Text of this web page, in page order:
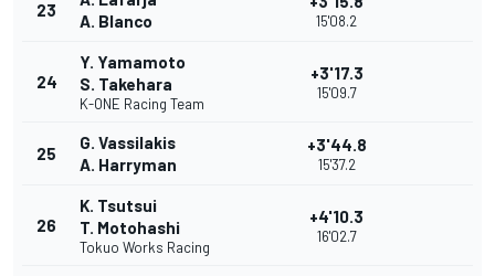
23
A. Blanco
15'08.2
24
Y. Yamamoto
S. Takehara
K-ONE Racing Team
+3'17.3
15'09.7
25
G. Vassilakis
A. Harryman
+3'44.8
15'37.2
26
K. Tsutsui
T. Motohashi
Tokuo Works Racing
+4'10.3
16'02.7